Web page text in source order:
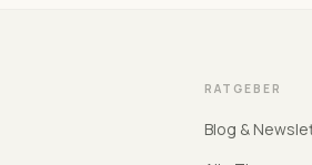
RATGEBER
Blog &